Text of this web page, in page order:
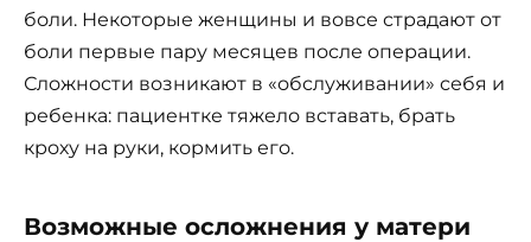
боли. Некоторые женщины и вовсе страдают от
боли первые пару месяцев после операции.
Сложности возникают в «обслуживании» себя и
ребенка: пациентке тяжело вставать, брать
кроху на руки, кормить его.
Возможные осложнения у матери